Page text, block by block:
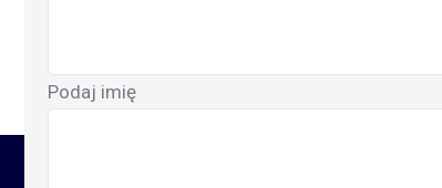
Podaj imię